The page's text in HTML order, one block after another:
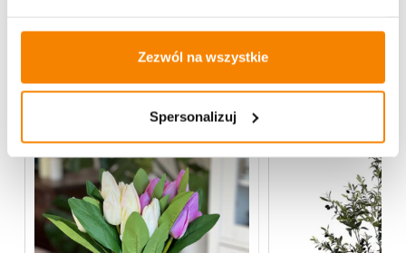
Zezwól na wszystkie
Spersonalizuj
Więcej z kategorii Kwiaty sztuczne